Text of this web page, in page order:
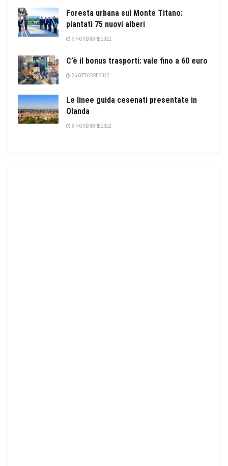
Foresta urbana sul Monte Titano:
piantati 75 nuovi alberi
5 NOVEMBRE 2022
C’è il bonus trasporti: vale fino a 60 euro
26 OTTOBRE 2022
Le linee guida cesenati presentate in
Olanda
8 NOVEMBRE 2022